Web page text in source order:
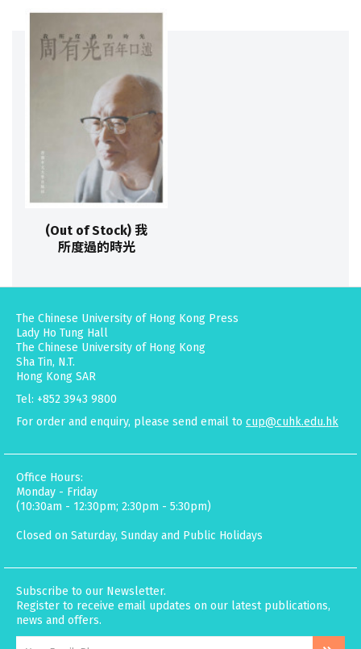
(Out of Stock) 我
所度過的時光
The Chinese University of Hong Kong Press
Lady Ho Tung Hall
The Chinese University of Hong Kong
Sha Tin, N.T.
Hong Kong SAR
Tel: +852 3943 9800
For order and enquiry, please send email to cup@cuhk.edu.hk
Office Hours:
Monday - Friday
(10:30am - 12:30pm; 2:30pm - 5:30pm)
Closed on Saturday, Sunday and Public Holidays
Subscribe to our Newsletter.
Register to receive email updates on our latest publications,
news and offers.